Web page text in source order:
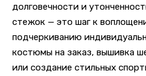
долговечности и
стежок — это шаг к
подчеркиванию
костюмы на заказ, вышивка
или создание стильных